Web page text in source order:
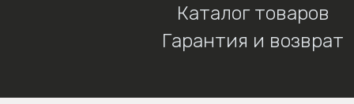
Каталог товаров
Гарантия и возврат